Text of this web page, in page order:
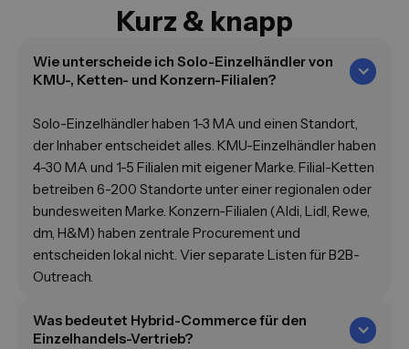
Kurz & knapp
Wie unterscheide ich Solo-Einzelhändler von
KMU-, Ketten- und Konzern-Filialen?
Solo-Einzelhändler haben 1-3 MA und einen Standort,
der Inhaber entscheidet alles. KMU-Einzelhändler haben
4-30 MA und 1-5 Filialen mit eigener Marke. Filial-Ketten
betreiben 6-200 Standorte unter einer regionalen oder
bundesweiten Marke. Konzern-Filialen (Aldi, Lidl, Rewe,
dm, H&M) haben zentrale Procurement und
entscheiden lokal nicht. Vier separate Listen für B2B-
Outreach.
Was bedeutet Hybrid-Commerce für den
Einzelhandels-Vertrieb?